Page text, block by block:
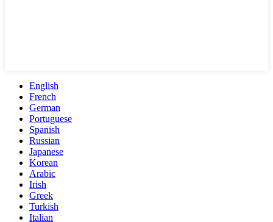
English
French
German
Portuguese
Spanish
Russian
Japanese
Korean
Arabic
Irish
Greek
Turkish
Italian